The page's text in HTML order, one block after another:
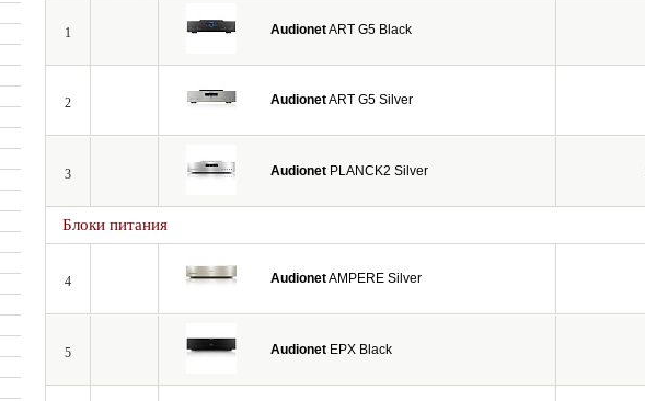
1 AudionetART G5 Black
2 AudionetART G5 Silver
3 Audionet PLANCK2 Silver
Блоки питания
4 AudionetAMPERE Silver
5 Audionet EPX Black